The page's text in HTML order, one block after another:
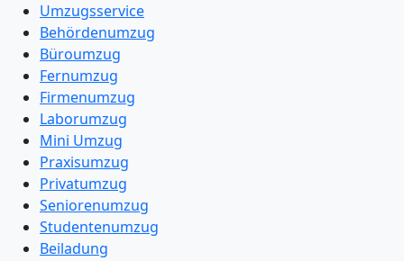
Umzugsservice
Behördenumzug
Büroumzug
Fernumzug
Firmenumzug
Laborumzug
Mini Umzug
Praxisumzug
Privatumzug
Seniorenumzug
Studentenumzug
Beiladung